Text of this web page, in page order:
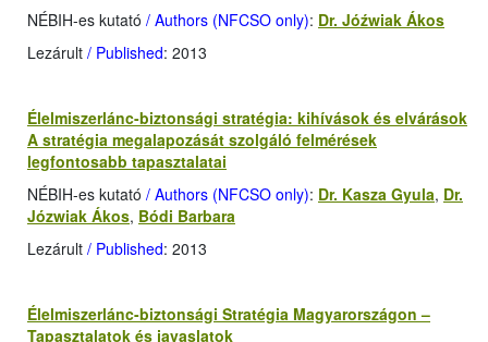
NÉBIH-es kutató / Authors (NFCSO only): Dr. Jóźwiak Ákos
Lezárult / Published: 2013
Élelmiszerlánc-biztonsági stratégia: kihívások és elvárások
A stratégia megalapozását szolgáló felmérések
legfontosabb tapasztalatai
NÉBIH-es kutató / Authors (NFCSO only): Dr. Kasza Gyula, Dr.
Józwiak Ákos, Bódi Barbara
Lezárult / Published: 2013
Élelmiszerlánc-biztonsági Stratégia Magyarországon –
Tapasztalatok és javaslatok